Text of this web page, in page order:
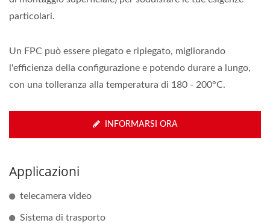
particolari.
Un FPC può essere piegato e ripiegato, migliorando
l'efficienza della configurazione e potendo durare a lungo,
con una tolleranza alla temperatura di 180 - 200°C.
INFORMARSI ORA
Applicazioni
telecamera video
Sistema di trasporto